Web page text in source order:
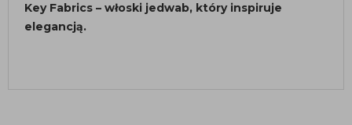
Key Fabrics – włoski jedwab, który inspiruje
elegancją.